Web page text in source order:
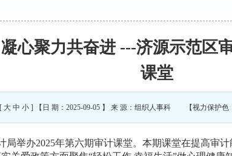
心聚力共奋进 ---济源示范区
课堂
大 中 小] 【日 期：2025-09-05 】 来 源：组织人事科 【视力保护色
局举办2025年第六期审计课堂。本期课堂在提高审